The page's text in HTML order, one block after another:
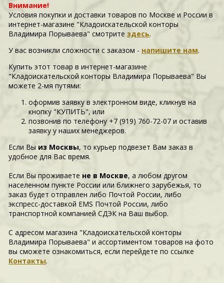
Внимание!
Условия покупки и доставки товаров по Москве и России в
интернет-магазине "Кладоискательской конторы
Владимира Порываева" смотритездесь.
У вас возникли сложности c заказом - напишите нам.
Купить этот товар в интернет-магазине
"Кладоискательской конторы Владимира Порываева" Вы
можете 2-мя путями:
оформив заявку в электронном виде, кликнув на
кнопку "КУПИТЬ", или
позвонив по телефону +7 (919) 760-72-07 и оставив
заявку у наших менеджеров.
Если Вы из Москвы, то курьер подвезет Вам заказ в
удобное для Вас время.
Если Вы проживаете не в Москве, а любом другом
населенном пункте России или ближнего зарубежья, то
заказ будет отправлен либо Почтой России, либо
экспресс-доставкой EMS Почтой России, либо
транспортной компанией СДЭК на Ваш выбор.
С адресом магазина "Кладоискательской конторы
Владимира Порываева" и ассортиментом товаров на фото
вы сможете ознакомиться, если перейдете по ссылке
Контакты.